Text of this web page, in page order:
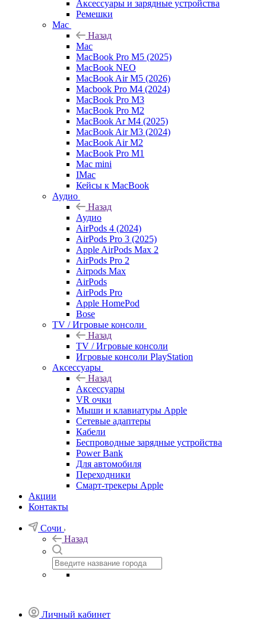
Аксессуары и зарядные устройства
Ремешки
Mac
Назад
Mac
MacBook Pro M5 (2025)
MacBook NEO
MacBook Air M5 (2026)
Macbook Pro M4 (2024)
MacBook Pro M3
MacBook Pro M2
MacBook Ar M4 (2025)
MacBook Air M3 (2024)
MacBook Air M2
MacBook Pro M1
Mac mini
IMac
Кейсы к MacBook
Аудио
Назад
Аудио
AirPods 4 (2024)
AirPods Pro 3 (2025)
Apple AirPods Max 2
AirPods Pro 2
Airpods Max
AirPods
AirPods Pro
Apple HomePod
Bose
TV / Игровые консоли
Назад
TV / Игровые консоли
Игровые консоли PlayStation
Аксессуары
Назад
Аксессуары
VR очки
Мыши и клавиатуры Apple
Сетевые адаптеры
Кабели
Беспроводные зарядные устройства
Power Bank
Для автомобиля
Переходники
Смарт-трекеры Apple
Акции
Контакты
Сочи
Назад
Личный кабинет